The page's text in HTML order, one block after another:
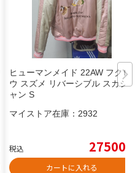
ヒューマンメイド 22AW フクロ
ウ スズメ リバーシブル スカジ
ャン S
マイストア在庫： 2932
税込 27500
カートに入れる